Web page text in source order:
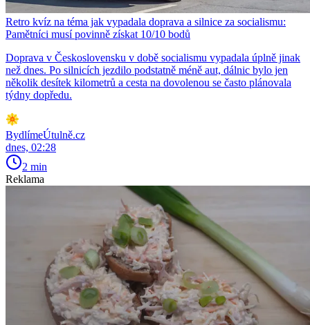
Retro kvíz na téma jak vypadala doprava a silnice za socialismu:
Pamětníci musí povinně získat 10/10 bodů
Doprava v Československu v době socialismu vypadala úplně jinak
než dnes. Po silnicích jezdilo podstatně méně aut, dálnic bylo jen
několik desítek kilometrů a cesta na dovolenou se často plánovala
týdny dopředu.
BydlímeÚtulně.cz
dnes, 02:28
2 min
Reklama